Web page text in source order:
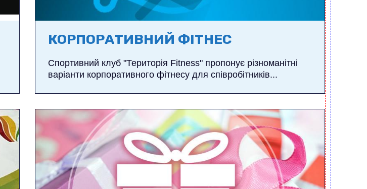
КОРПОРАТИВНИЙ ФІТНЕС
Спортивний клуб "Територія Fitness" пропонує різноманітні
варіанти корпоративного фітнесу для співробітників...